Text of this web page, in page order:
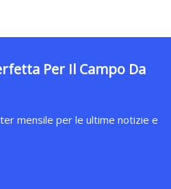
Per Il Campo Da
mensile per le ultime notizie e